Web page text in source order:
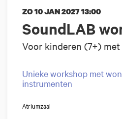
SoundLAB
Voor kinderen (7+)
ZO 10 JAN 202713:00
Unieke workshop met
instrumenten
Atriumzaal